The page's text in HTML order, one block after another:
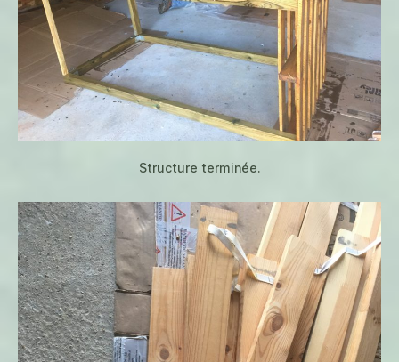
Structure terminée.